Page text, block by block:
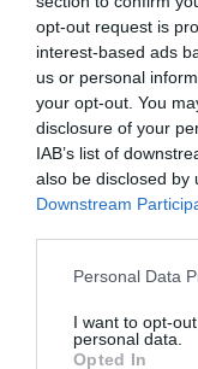
opt-out request is
interest-based ads
us or personal
your opt-out. You
disclosure of your
IAB’s list of
also be disclosed by
Downstream
Please note that
not limited to your
grant or deny
Personal Data
I want to opt-
personal data.
Opted In
Ez is érdekelhet:
mindenkinek
A kutatók
sorolták a
keresztül
utasításokat: